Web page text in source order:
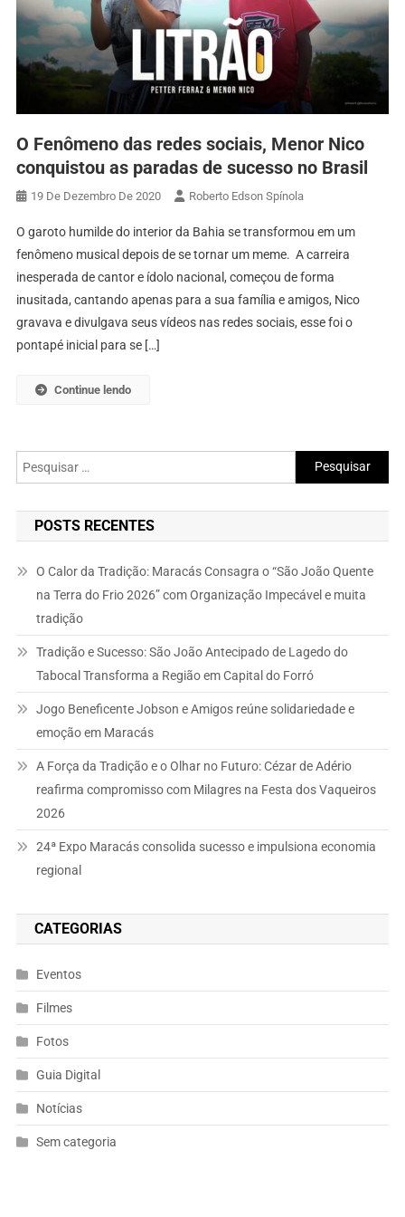
O Fenômeno das redes sociais, Menor Nico
conquistou as paradas de sucesso no Brasil
19 De Dezembro De 2020 Roberto Edson Spínola
O garoto humilde do interior da Bahia se transformou em um
fenômeno musical depois de se tornar um meme. A carreira
inesperada de cantor e ídolo nacional, começou de forma
inusitada, cantando apenas para a sua família e amigos, Nico
gravava e divulgava seus vídeos nas redes sociais, esse foi o
pontapé inicial para se […]
Continue lendo
Pesquisar
por:
POSTS RECENTES
O Calor da Tradição: Maracás Consagra o “São João Quente
na Terra do Frio 2026” com Organização Impecável e muita
tradição
Tradição e Sucesso: São João Antecipado de Lagedo do
Tabocal Transforma a Região em Capital do Forró
Jogo Beneficente Jobson e Amigos reúne solidariedade e
emoção em Maracás
A Força da Tradição e o Olhar no Futuro: Cézar de Adério
reafirma compromisso com Milagres na Festa dos Vaqueiros
2026
24ª Expo Maracás consolida sucesso e impulsiona economia
regional
CATEGORIAS
Eventos
Filmes
Fotos
Guia Digital
Notícias
Sem categoria